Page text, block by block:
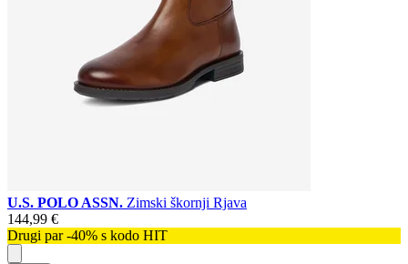
U.S. POLO ASSN. Zimski škornji Rjava
144,99 €
Drugi par -40% s kodo HIT